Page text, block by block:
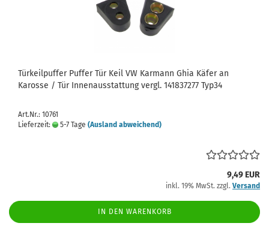
Türkeilpuffer Puffer Tür Keil VW Karmann Ghia Käfer an
Karosse / Tür Innenausstattung vergl. 141837277 Typ34
Art.Nr.: 10761
Lieferzeit:
5-7 Tage (Ausland abweichend)
9,49 EUR
inkl. 19% MwSt. zzgl. Versand
IN DEN WARENKORB